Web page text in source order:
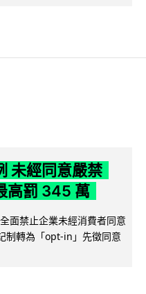
未經同意嚴禁
高罰 345 萬
面禁止企業未經消費者同意
制轉為「opt-in」先徵同意